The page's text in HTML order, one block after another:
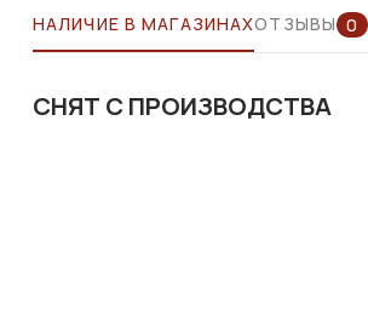
НАЛИЧИЕ В МАГАЗИНАХОТЗЫВЫ 0
СНЯТ С ПРОИЗВОДСТВА